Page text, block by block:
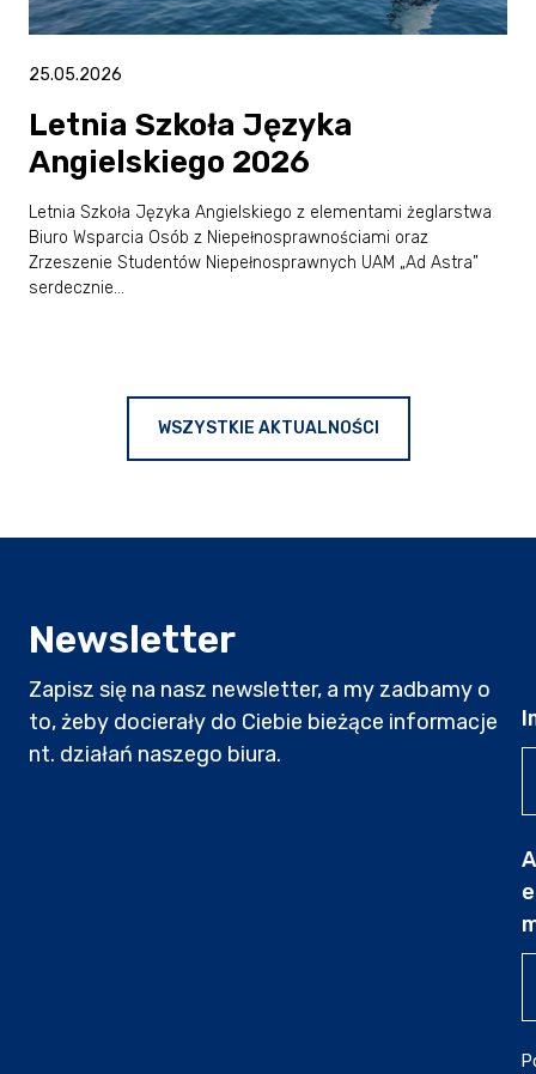
25.05.2026
Letnia Szkoła Języka
Angielskiego 2026
Letnia Szkoła Języka Angielskiego z elementami żeglarstwa
Biuro Wsparcia Osób z Niepełnosprawnościami oraz
Zrzeszenie Studentów Niepełnosprawnych UAM „Ad Astra”
serdecznie…
WSZYSTKIE AKTUALNOŚCI
Newsletter
Zapisz się na nasz newsletter, a my zadbamy o
to, żeby docierały do Ciebie bieżące informacje
nt. działań naszego biura.